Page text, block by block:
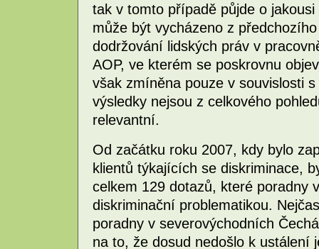
tak v tomto případě půjde o
může být vycházeno z
dodržování lidských práv v
AOP, ve kterém se poskrovnu
však zmíněna pouze v souvislosti
výsledky nejsou z celkového
relevantní.
Od začátku roku 2007, kdy bylo
klientů týkajících se diskriminace,
celkem 129 dotazů, které poradny
diskriminační problematikou.
poradny v severovýchodních
na to, že dosud nedošlo k ustálení